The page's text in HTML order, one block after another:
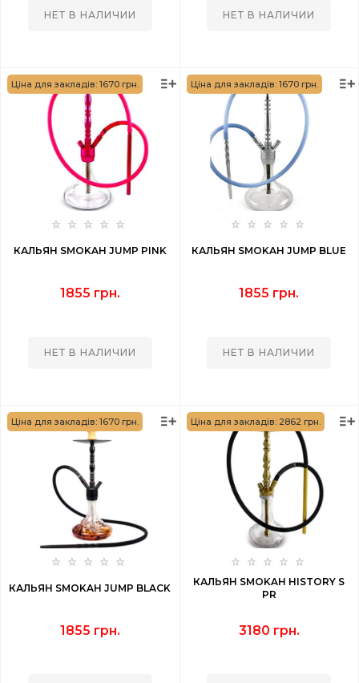
НЕТ В НАЛИЧИИ НЕТ В НАЛИЧИИ
Ціна для закладів: 1670 грн.
КАЛЬЯН SMOKAH JUMP PINK
1855 грн.
НЕТ В НАЛИЧИИ
Ціна для закладів: 1670 грн.
КАЛЬЯН SMOKAH JUMP BLUE
1855 грн.
НЕТ В НАЛИЧИИ
Ціна для закладів: 1670 грн.
КАЛЬЯН SMOKAH JUMP BLACK
1855 грн.
Ціна для закладів: 2862 грн.
КАЛЬЯН SMOKAH HISTORY S
PR
3180 грн.